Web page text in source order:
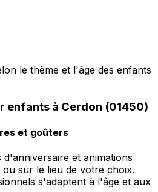
le thème et l'âge des enfants
enfants à Cerdon (01450)
et goûters
et animations
sur le lieu de votre choix.
s'adaptent à l'âge et aux